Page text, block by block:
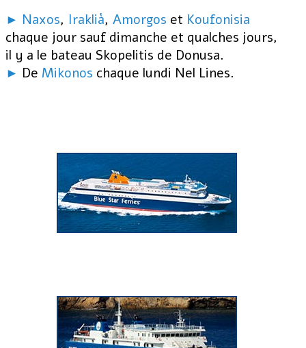
► Naxos, Iraklià, Amorgos et Koufonisia
chaque jour sauf dimanche et qualches jours,
il y a le bateau Skopelitis de Donusa.
► De Mikonos chaque lundi Nel Lines.